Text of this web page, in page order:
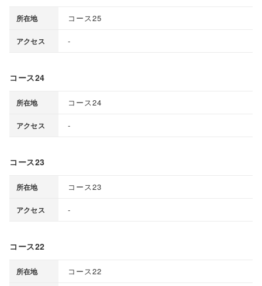
所在地 コース25
アクセス -
コース24
所在地 コース24
アクセス -
コース23
所在地 コース23
アクセス -
コース22
所在地 コース22